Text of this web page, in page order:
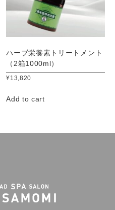
ハーブ栄養素トリートメント
（2箱1000ml）
¥13,820
Add to cart